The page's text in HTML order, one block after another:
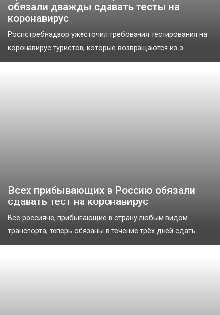
обязали дважды сдавать тесты на
коронавирус
Роспотребнадзор ужесточил требования тестирования на
коронавирус туристов, которые возвращаются из-з...
Всех прибывающих в Россию обязали
сдавать тест на коронавирус
Все россияне, прибывающие в страну любым видом
транспорта, теперь обязаны в течение трёх дней сдать ...